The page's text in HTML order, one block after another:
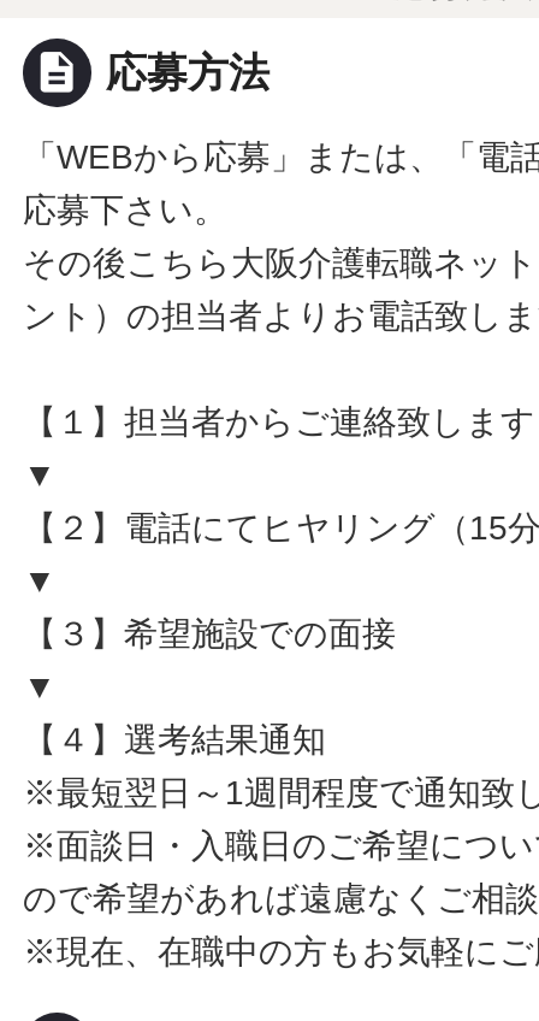
description 応募方法
「WEBから応募」または、「電
応募下さい。
その後こちら大阪介護転職ネッ
ント）の担当者よりお電話致し
【１】担当者からご連絡致します
▼
【２】電話にてヒヤリング（15
▼
【３】希望施設での面接
▼
【４】選考結果通知
※最短翌日～1週間程度で通知致
※面談日・入職日のご希望につ
ので希望があれば遠慮なくご相
※現在、在職中の方もお気軽に